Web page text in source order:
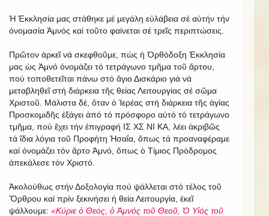
Ἡ Ἐκκλησία μας στάθηκε μέ μεγάλη εὐλάβεια σέ αὐτήν τήν
ὀνομασία Ἀμνός καί τοῦτο φαίνεται σέ τρεῖς περιπτώσεις.
Πρῶτον ἀρκεῖ νά σκεφθοῦμε, πώς ἡ Ὀρθόδοξη Ἐκκλησία
μας ὡς Ἀμνό ὀνομάζει τό τετράγωνο τμῆμα τοῦ ἄρτου,
πού τοποθετεῖται πάνω στό ἅγιο Δισκάριο γιά νά
μεταβληθεῖ στή διάρκεια τῆς θείας Λειτουργίας σέ σῶμα
Χριστοῦ. Μάλιστα δέ, ὅταν ὁ Ἱερέας στή διάρκεια τῆς ἁγίας
Προσκομιδῆς ἐξάγει ἀπό τό πρόσφορο αὐτό τό τετράγωνο
τμῆμα, πού ἔχει τήν ἐπιγραφή ΙΣ ΧΣ ΝΙ ΚΑ, λέει ἀκριβῶς
τά ἴδια λόγια τοῦ Προφήτη Ἠσαΐα, ὅπως τά προαναφέραμε
καί ὀνομάζει τόν ἄρτο Ἀμνό, ὅπως ὁ Τίμιος Πρόδρομος
ἀπεκάλεσε τόν Χριστό.
Ἀκολούθως στήν Δοξολογία πού ψάλλεται στό τέλος τοῦ
Ὄρθρου καί πρίν ξεκινήσει ἡ θεία Λειτουργία, ἐκεῖ
ψάλλουμε: «Κύριε ὁ Θεός, ὁ Ἀμνός τοῦ Θεοῦ, Ὁ Υἱός τοῦ